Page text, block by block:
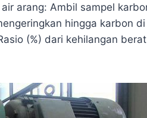
arang: Ambil sampel
hingga karbon
(%) dari kehilangan